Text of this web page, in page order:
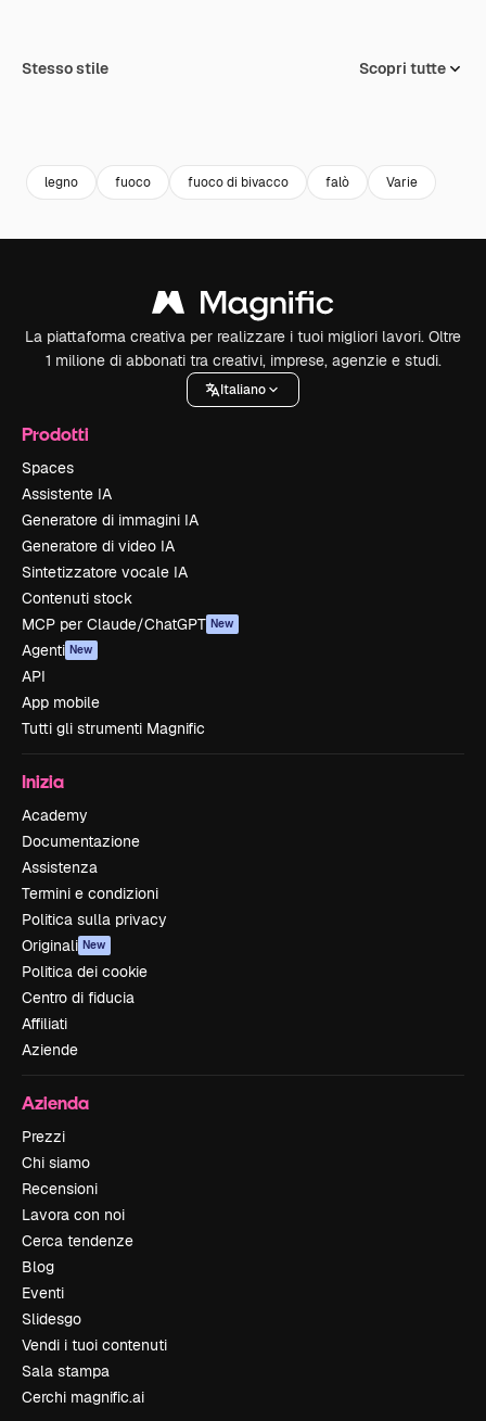
Stesso stile Scopri tutte
legno fuoco fuoco di bivacco falò Varie
La piattaforma creativa per realizzare i tuoi migliori lavori. Oltre
1 milione di abbonati tra creativi, imprese, agenzie e studi.
Italiano
Prodotti
Spaces
Assistente IA
Generatore di immagini IA
Generatore di video IA
Sintetizzatore vocale IA
Contenuti stock
MCP per Claude/ChatGPT New
Agenti New
API
App mobile
Tutti gli strumenti Magnific
Inizia
Academy
Documentazione
Assistenza
Termini e condizioni
Politica sulla privacy
Originali New
Politica dei cookie
Centro di fiducia
Affiliati
Aziende
Azienda
Prezzi
Chi siamo
Recensioni
Lavora con noi
Cerca tendenze
Blog
Eventi
Slidesgo
Vendi i tuoi contenuti
Sala stampa
Cerchi magnific.ai